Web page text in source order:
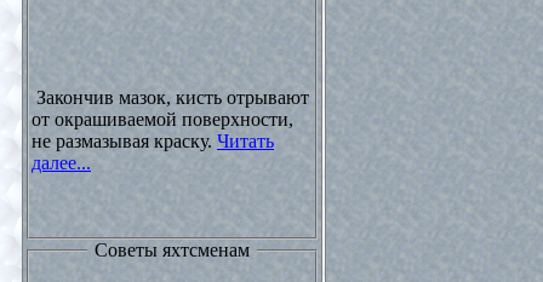
Закончив мазок, кисть отрывают
от окрашиваемой поверхности,
не размазывая краску. Читать
далее...
Советы яхтсменам